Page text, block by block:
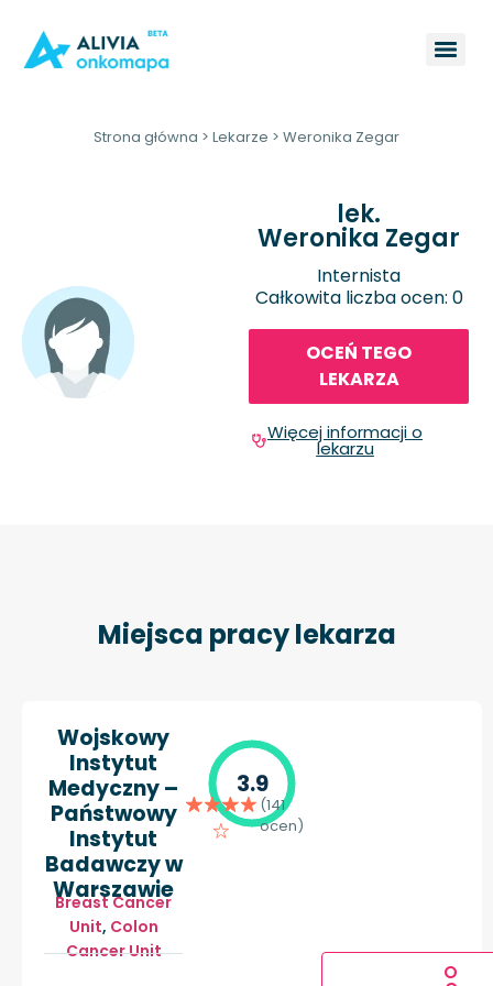
Strona główna > Lekarze > Weronika Zegar
lek.
Weronika Zegar
Internista
Całkowita liczba ocen: 0
OCEŃ TEGO
LEKARZA
Więcej informacji o
lekarzu
Miejsca pracy lekarza
Wojskowy
Instytut
Medyczny –
Państwowy
Instytut
Badawczy w
Warszawie
Breast Cancer
Unit, Colon
Cancer Unit
3.9
(141
ocen)
O